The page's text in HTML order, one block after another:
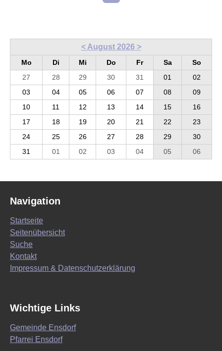
< August 2026 >
Mo Di Mi Do Fr Sa
So
27
28 29 30 31 01
02
03
04 05 06 07 08
09
10
11 12 13 14 15
16
17
18 19 20 21 22
23
24
25 26 27 28 29
30
31
01 02 03 04 05 06
Navigation
Startseite
Seitenübersicht
Suche
Kontakt
Impressum & Datenschutzerklärung
Wichtige Links
Gemeinde Ensdorf
Pfarrei Ensdorf